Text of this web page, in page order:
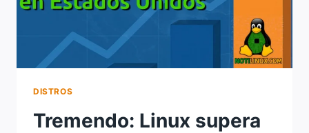
DISTROS
Tremendo: Linux supera